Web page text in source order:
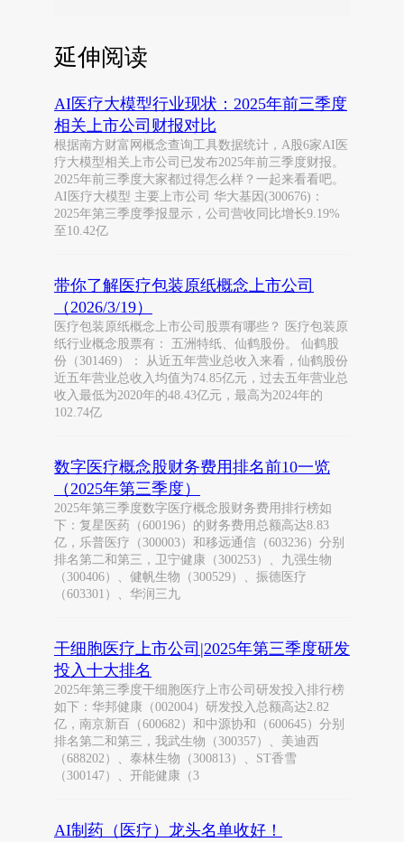
延伸阅读
AI医疗大模型行业现状：2025年前三季度
相关上市公司财报对比
根据南方财富网概念查询工具数据统计，A股6家AI医
疗大模型相关上市公司已发布2025年前三季度财报。
2025年前三季度大家都过得怎么样？一起来看看吧。
AI医疗大模型 主要上市公司 华大基因(300676)：
2025年第三季度季报显示，公司营收同比增长9.19%
至10.42亿
带你了解医疗包装原纸概念上市公司
（2026/3/19）
医疗包装原纸概念上市公司股票有哪些？ 医疗包装原
纸行业概念股票有： 五洲特纸、仙鹤股份。 仙鹤股
份（301469）： 从近五年营业总收入来看，仙鹤股份
近五年营业总收入均值为74.85亿元，过去五年营业总
收入最低为2020年的48.43亿元，最高为2024年的
102.74亿
数字医疗概念股财务费用排名前10一览
（2025年第三季度）
2025年第三季度数字医疗概念股财务费用排行榜如
下：复星医药（600196）的财务费用总额高达8.83
亿，乐普医疗（300003）和移远通信（603236）分别
排名第二和第三，卫宁健康（300253）、九强生物
（300406）、健帆生物（300529）、振德医疗
（603301）、华润三九
干细胞医疗上市公司|2025年第三季度研发
投入十大排名
2025年第三季度干细胞医疗上市公司研发投入排行榜
如下：华邦健康（002004）研发投入总额高达2.82
亿，南京新百（600682）和中源协和（600645）分别
排名第二和第三，我武生物（300357）、美迪西
（688202）、泰林生物（300813）、ST香雪
（300147）、开能健康（3
AI制药（医疗）龙头名单收好！